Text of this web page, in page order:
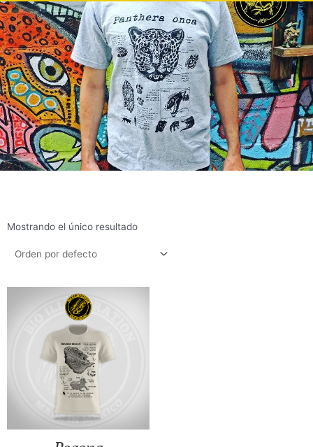
Mostrando el único resultado